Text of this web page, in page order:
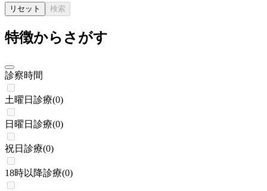
リセット 検索
特徴からさがす
診察時間
土曜日診療(0)
日曜日診療(0)
祝日診療(0)
18時以降診療(0)